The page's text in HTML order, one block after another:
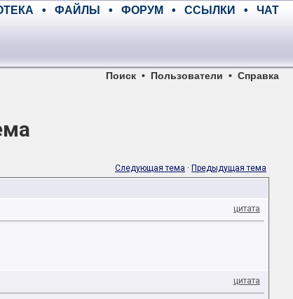
• ФАЙЛЫ • ФОРУМ • ССЫЛКИ • ЧАТ
Поиск • Пользователи • Справка
Следующая тема · Предыдущая тема
цитата
цитата